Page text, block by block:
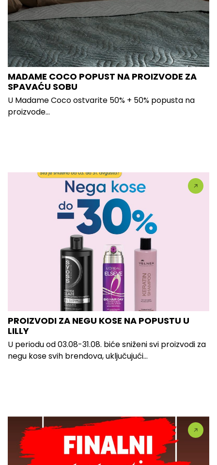
MADAME COCO POPUST NA PROIZVODE ZA
SPAVAĆU SOBU
U Madame Coco ostvarite 50% + 50% popusta na
proizvode...
PROIZVODI ZA NEGU KOSE NA POPUSTU U
LILLY
U periodu od 03.08-31.08. biće sniženi svi proizvodi za
negu kose svih brendova, uključujući...